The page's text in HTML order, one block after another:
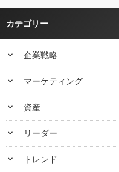
カテゴリー
keyboard_arrow_down 企業戦略
keyboard_arrow_down マーケティング
keyboard_arrow_down 資産
keyboard_arrow_down リーダー
keyboard_arrow_down トレンド